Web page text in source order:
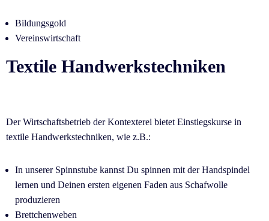
Bildungsgold
Vereinswirtschaft
Textile Handwerkstechniken
Der Wirtschaftsbetrieb der Kontexterei bietet Einstiegskurse in
textile Handwerkstechniken, wie z.B.:
In unserer Spinnstube kannst Du spinnen mit der Handspindel
lernen und Deinen ersten eigenen Faden aus Schafwolle
produzieren
Brettchenweben